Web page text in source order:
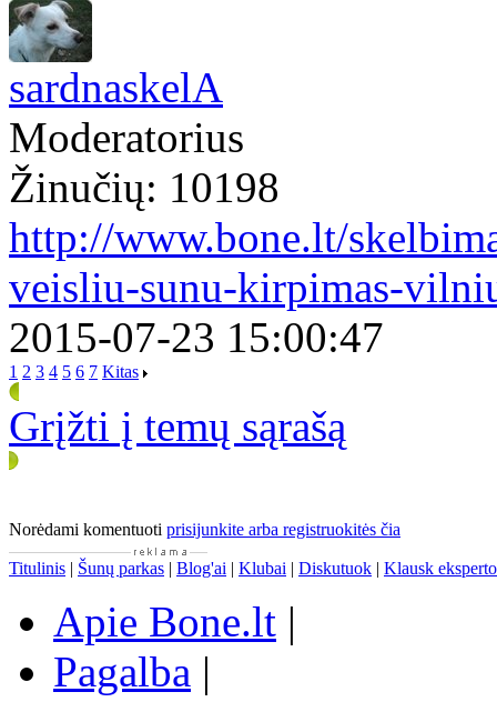
sardnaskelA
Moderatorius
Žinučių: 10198
http://www.bone.lt/
veisliu-sunu-kirpimas-
2015-07-23 15:00:47
1 2 3 4 5 6 7 Kitas
Grįžti į temų sąrašą
Norėdami komentuoti prisijunkite arba registruokitės čia
Titulinis | Šunų parkas | Blog'ai | Klubai | Diskutuok | Klausk eksperto
Apie Bone.lt |
Pagalba |